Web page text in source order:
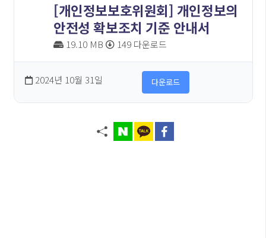
[개인정보보호위원회] 개인정보의
안전성 확보조치 기준 안내서
19.10 MB 149 다운로드
2024년 10월 31일 다운로드